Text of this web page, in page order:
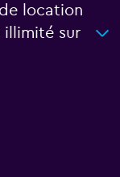
location
illimité sur